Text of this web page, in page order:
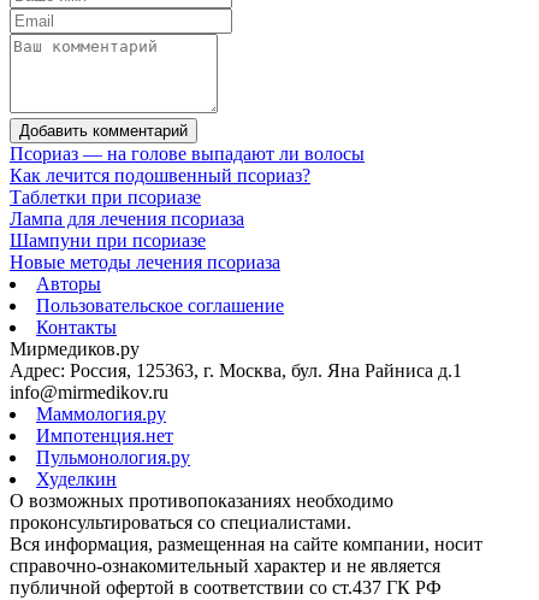
Добавить комментарий
Псориаз — на голове выпадают ли волосы
Как лечится подошвенный псориаз?
Таблетки при псориазе
Лампа для лечения псориаза
Шампуни при псориазе
Новые методы лечения псориаза
Авторы
Пользовательское соглашение
Контакты
Мирмедиков.ру
Адрес: Россия, 125363, г. Москва, бул. Яна Райниса д.1
info@mirmedikov.ru
Маммология.ру
Импотенция.нет
Пульмонология.ру
Худелкин
О возможных противопоказаниях необходимо
проконсультироваться со специалистами.
Вся информация, размещенная на сайте компании, носит
справочно-ознакомительный характер и не является
публичной офертой в соответствии со ст.437 ГК РФ